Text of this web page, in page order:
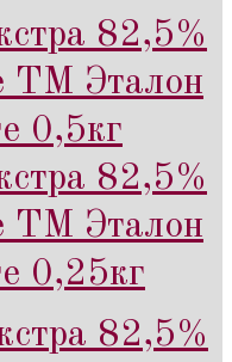
82,5%
ТМ Эталон
0,5кг
82,5%
ТМ Эталон
0,25кг
82,5%